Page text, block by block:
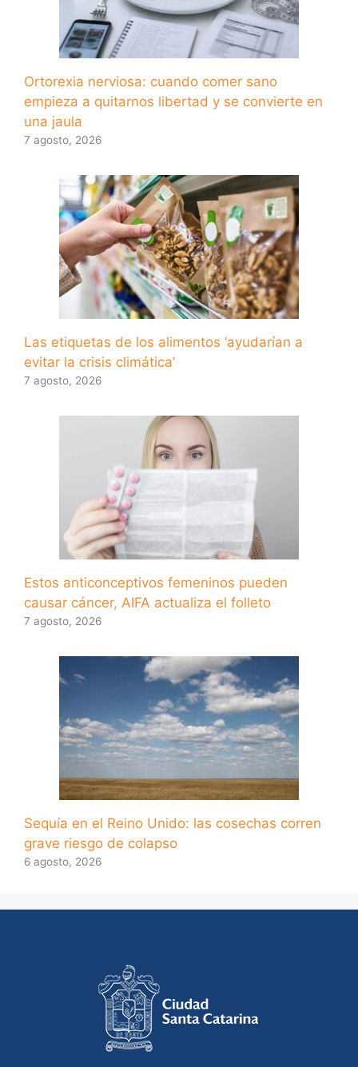
Ortorexia nerviosa: cuando comer sano
empieza a quitarnos libertad y se convierte en
una jaula
7 agosto, 2026
Las etiquetas de los alimentos ‘ayudarían a
evitar la crisis climática’
7 agosto, 2026
Estos anticonceptivos femeninos pueden
causar cáncer, AIFA actualiza el folleto
7 agosto, 2026
Sequía en el Reino Unido: las cosechas corren
grave riesgo de colapso
6 agosto, 2026